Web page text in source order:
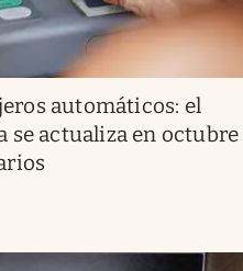
automáticos: el
actualiza en octubre